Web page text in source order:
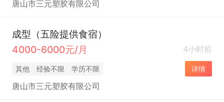
唐山市三元塑胶有限公司
成型（五险提供食宿）
4000-6000元/月
4小时前
其他 经验不限 学历不限 详情
唐山市三元塑胶有限公司